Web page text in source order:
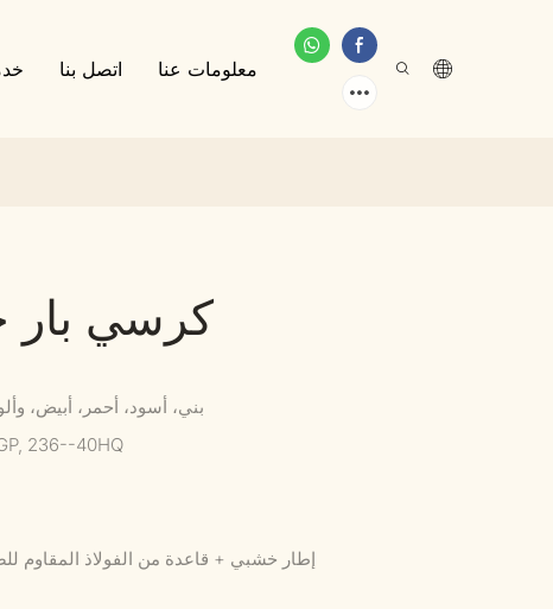
اتصل بنا معلومات عنا
كرسي بار
بني، أسود، أحمر، أبيض،
236--40HQ
إطار خشبي + قاعدة من الفولاذ المقاوم